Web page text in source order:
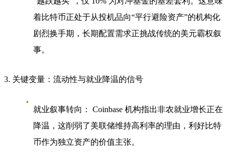
着比特币正处于从投机品向“平行避险资产”的机构化
剧烈换手期，长期配置需求正挑战传统的美元霸权叙
事。
3. 关键变量：流动性与就业降温的信号
就业叙事转向：
Coinbase 机构指出非农就业增长正在
降温，这削弱了美联储维持高利率的理由，利好比特
币作为独立资产的价值主张。